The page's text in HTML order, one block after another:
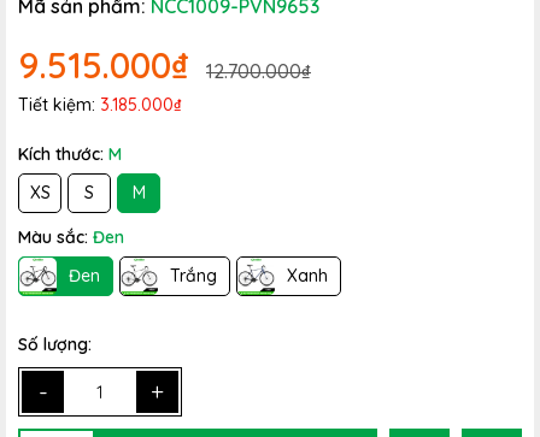
Mã sản phẩm: NCC1009-PVN9653
9.515.000₫ 12.700.000₫
Tiết kiệm: 3.185.000₫
Kích thước: M
XS
S M
Màu sắc: Đen
Đen
Trắng Xanh
Số lượng:
- +